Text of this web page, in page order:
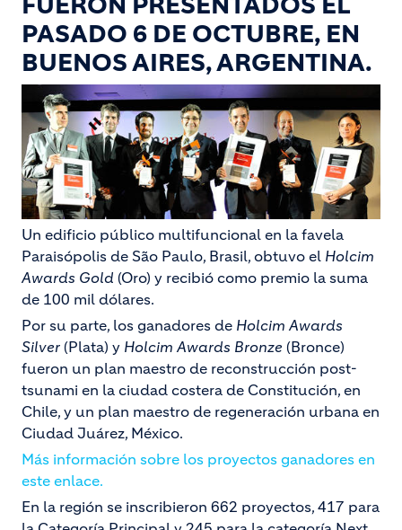
PASADO 6 DE OCTUBRE, EN
BUENOS AIRES, ARGENTINA.
Un edificio público multifuncional en la favela
Paraisópolis de São Paulo, Brasil, obtuvo el Holcim
Awards Gold (Oro) y recibió como premio la suma
de 100 mil dólares.
Por su parte, los ganadores de Holcim Awards
Silver (Plata) y Holcim Awards Bronze (Bronce)
fueron un plan maestro de reconstrucción post-
tsunami en la ciudad costera de Constitución, en
Chile, y un plan maestro de regeneración urbana en
Ciudad Juárez, México.
Más información sobre los proyectos ganadores en
este enlace.
En la región se inscribieron 662 proyectos, 417 para